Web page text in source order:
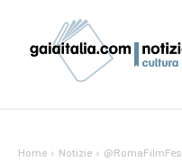
Home Notizie